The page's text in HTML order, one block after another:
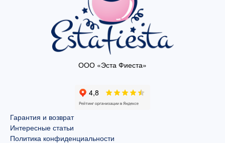
ООО «Эста Фиеста»
Гарантия и возврат
Интересные статьи
Политика конфиденциальности